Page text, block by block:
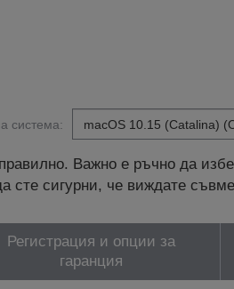
система:
Важно е ръчно да
сте сигурни, че виждате
Регистрация и опции за
гаранция